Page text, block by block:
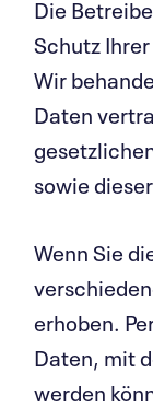
Die
Schutz
Wir
Daten
sowie
Wenn Sie
erhoben.
Daten, mit
werden